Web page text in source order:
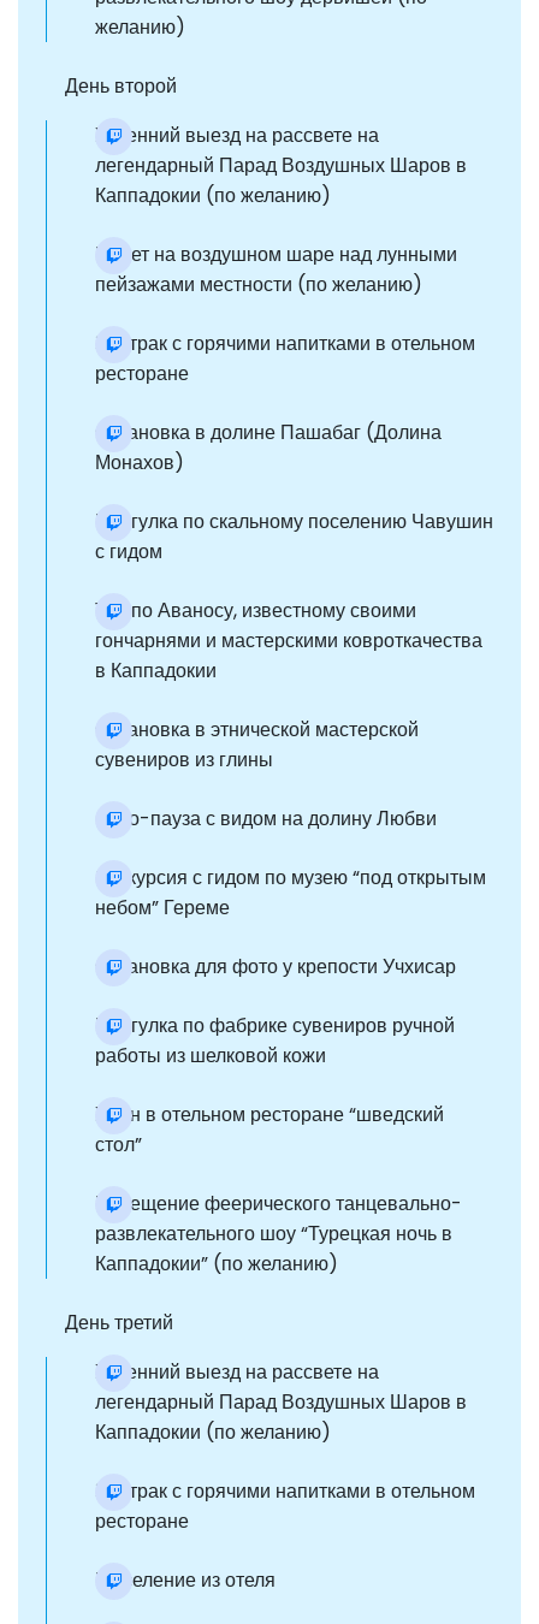
желанию)
День второй
Утренний выезд на рассвете на
легендарный Парад Воздушных Шаров в
Каппадокии (по желанию)
Полет на воздушном шаре над лунными
пейзажами местности (по желанию)
Завтрак с горячими напитками в отельном
ресторане
Остановка в долине Пашабаг (Долина
Монахов)
Прогулка по скальному поселению Чавушин
с гидом
Тур по Аваносу, известному своими
гончарнями и мастерскими ковроткачества
в Каппадокии
Остановка в этнической мастерской
сувениров из глины
Фото-пауза с видом на долину Любви
Экскурсия с гидом по музею “под открытым
небом” Гереме
Остановка для фото у крепости Учхисар
Прогулка по фабрике сувениров ручной
работы из шелковой кожи
Ужин в отельном ресторане “шведский
стол”
Посещение феерического танцевально-
развлекательного шоу “Турецкая ночь в
Каппадокии” (по желанию)
День третий
Утренний выезд на рассвете на
легендарный Парад Воздушных Шаров в
Каппадокии (по желанию)
Завтрак с горячими напитками в отельном
ресторане
Выселение из отеля